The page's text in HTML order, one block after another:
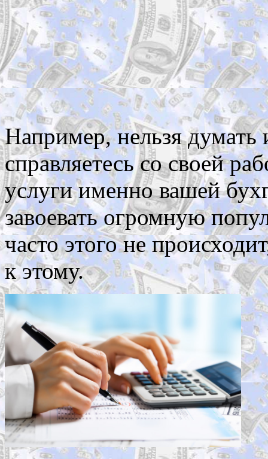
Например, нельзя думать
справляетесь со своей
услуги именно вашей
завоевать огромную
часто этого не
к этому.